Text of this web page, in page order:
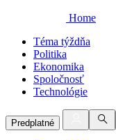
Home
Téma týždňa
Politika
Ekonomika
Spoločnosť
Technológie
Predplatné